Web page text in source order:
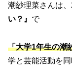
潮紗理菜さんは
い？』 で
「大学1年生の潮
学と芸能活動を